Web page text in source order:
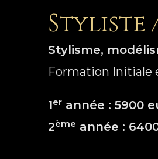
Styliste
Stylisme,
Formation Initiale
1er année : 5900
2ème année :